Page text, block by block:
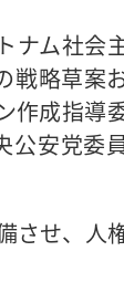
ナム社会
戦略草案
作成指導
公安党委
させ、人